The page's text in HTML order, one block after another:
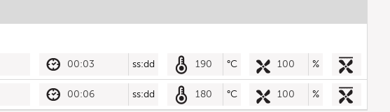
00:03 ss:dd 190 °C 100 %
00:06 ss:dd 180 °C 100 %